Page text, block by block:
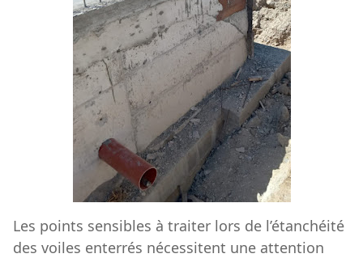
Les points sensibles à traiter lors de l’étanchéité
des voiles enterrés nécessitent une attention